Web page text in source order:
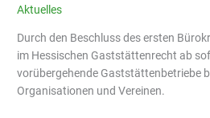
Aktuelles
Durch den Beschluss des ersten
im Hessischen Gaststättenrecht ab
vorübergehende Gaststättenbetriebe
Organisationen und Vereinen.